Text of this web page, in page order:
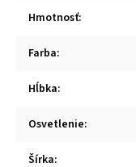
Hmotnosť:
Farba:
Hĺbka:
Osvetlenie:
Šírka: